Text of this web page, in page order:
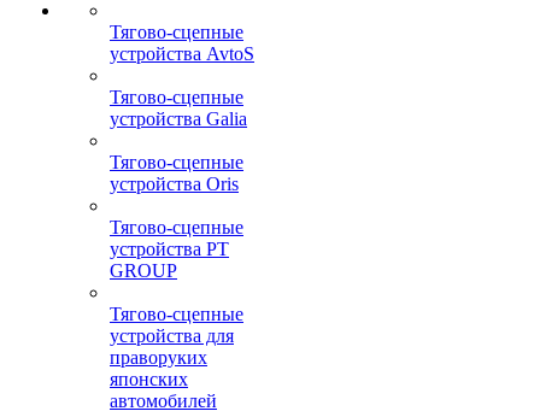
Тягово-сцепные
устройства AvtoS
Тягово-сцепные
устройства Galia
Тягово-сцепные
устройства Oris
Тягово-сцепные
устройства PT
GROUP
Тягово-сцепные
устройства для
праворуких
японских
автомобилей